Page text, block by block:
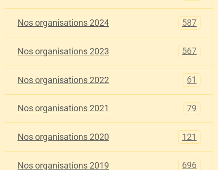
Nos organisations 2024 587
Nos organisations 2023 567
Nos organisations 2022 61
Nos organisations 2021 79
Nos organisations 2020 121
Nos organisations 2019 696